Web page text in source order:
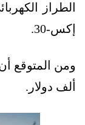
الطراز
إكس-30.
ألف دولار.